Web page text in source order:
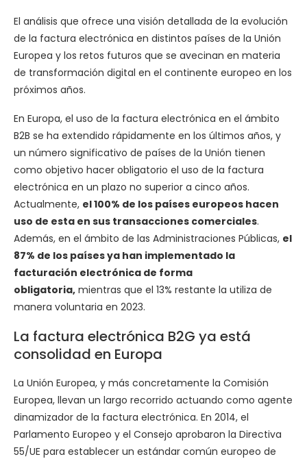
El análisis que ofrece una visión detallada de la evolución
de la factura electrónica en distintos países de la Unión
Europea y los retos futuros que se avecinan en materia
de transformación digital en el continente europeo en los
próximos años.
En Europa, el uso de la factura electrónica en el ámbito
B2B se ha extendido rápidamente en los últimos años, y
un número significativo de países de la Unión tienen
como objetivo hacer obligatorio el uso de la factura
electrónica en un plazo no superior a cinco años.
Actualmente, el 100% de los países europeos hacen
uso de esta en sus transacciones comerciales.
Además, en el ámbito de las Administraciones Públicas, el
87% de los países ya han implementado la
facturación electrónica de forma
obligatoria, mientras que el 13% restante la utiliza de
manera voluntaria en 2023.
La factura electrónica B2G ya está
consolidad en Europa
La Unión Europea, y más concretamente la Comisión
Europea, llevan un largo recorrido actuando como agente
dinamizador de la factura electrónica. En 2014, el
Parlamento Europeo y el Consejo aprobaron la Directiva
55/UE para establecer un estándar común europeo de